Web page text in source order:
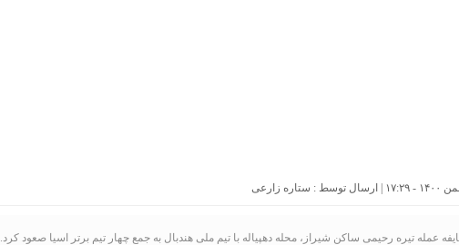
ستاره زارعی
عمله تیره رحیمی ساکن شیراز، محله دهپیاله با تیم ملی هندبال به جمع چهار تیم برتر اسیا صعود کرد.